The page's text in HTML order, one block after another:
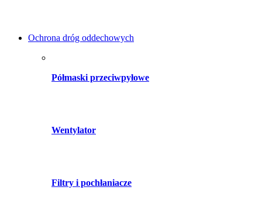
Ochrona dróg oddechowych
Półmaski przeciwpyłowe
Wentylator
Filtry i pochłaniacze